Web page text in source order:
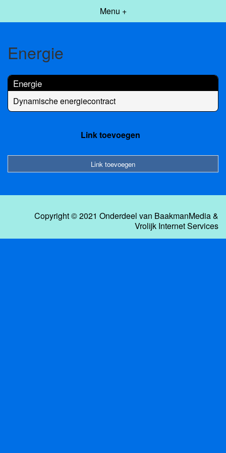
Menu +
Energie
Energie
Dynamische energiecontract
Link toevoegen
Link toevoegen
Copyright © 2021 Onderdeel van BaakmanMedia&
Vrolijk Internet Services